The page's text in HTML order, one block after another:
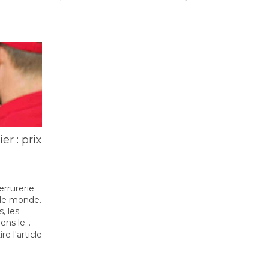
: prix
monde.
les
le...
l'article